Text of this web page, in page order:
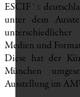
ESCIF 's
unter dem
unterschiedlicher
Medien und
Diese hat der
München
Ausstellung im